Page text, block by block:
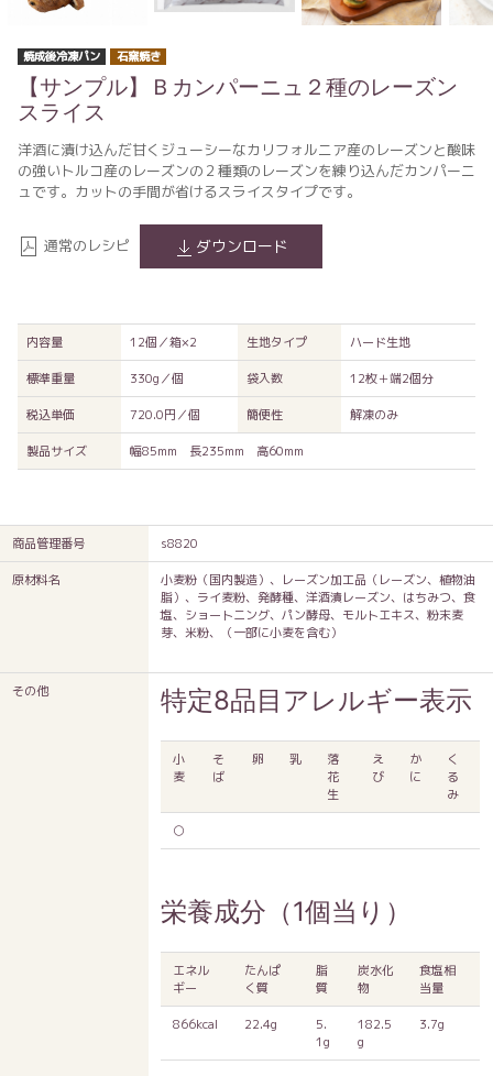
焼成後冷凍パン 石窯焼き
【サンプル】Ｂカンパーニュ２種のレーズン
スライス
洋酒に漬け込んだ甘くジューシーなカリフォルニア産のレーズンと酸味
の強いトルコ産のレーズンの２種類のレーズンを練り込んだカンパーニ
ュです。カットの手間が省けるスライスタイプです。
通常のレシピ ダウンロード
内容量 12個／箱×2 生地タイプ ハード生地
標準重量 330g／個 袋入数 12枚＋端2個分
税込単価 720.0円／個 簡便性 解凍のみ
製品サイズ 幅85mm 長235mm 高60mm
商品管理番号 s8820
原材料名
小麦粉（国内製造）、レーズン加工品（レーズン、植物油
脂）、ライ麦粉、発酵種、洋酒漬レーズン、はちみつ、食
塩、ショートニング、パン酵母、モルトエキス、粉末麦
芽、米粉、（一部に小麦を含む）
その他 特定8品目アレルギー表示
小
麦
そ
ば
卵 乳
落
花
生
え
び
か
に
く
る
み
○
栄養成分（1個当り）
エネル
ギー
たんぱ
く質
脂
質
炭水化
物
食塩相
当量
866kcal 22.4g
5.
1g
182.5
g
3.7g